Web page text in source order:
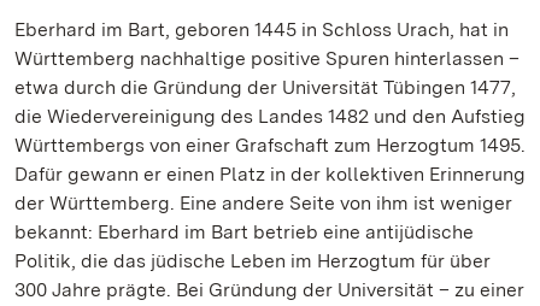
Eberhard im Bart, geboren 1445 in Schloss Urach, hat in
Württemberg nachhaltige positive Spuren hinterlassen –
etwa durch die Gründung der Universität Tübingen 1477,
die Wiedervereinigung des Landes 1482 und den Aufstieg
Württembergs von einer Grafschaft zum Herzogtum 1495.
Dafür gewann er einen Platz in der kollektiven Erinnerung
der Württemberg. Eine andere Seite von ihm ist weniger
bekannt: Eberhard im Bart betrieb eine antijüdische
Politik, die das jüdische Leben im Herzogtum für über
300 Jahre prägte. Bei Gründung der Universität – zu einer